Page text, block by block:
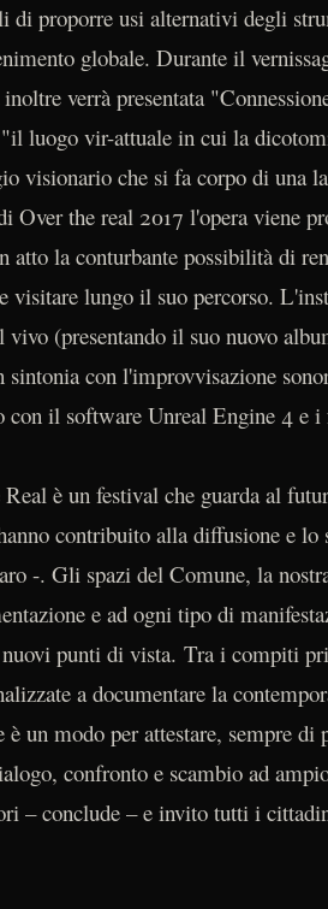
di proporre usi alternativi degli
globale. Durante il
verrà presentata
luogo vir-attuale in cui la
visionario che si fa corpo di
Over the real 2017 l'opera viene
atto la conturbante possibilità di
visitare lungo il suo percorso.
vivo (presentando il suo nuovo
con l'improvvisazione
con il software Unreal Engine 4 e
è un festival che guarda al
contribuito alla diffusione e
-. Gli spazi del Comune, la
e ad ogni tipo di
punti di vista. Tra i compiti
a documentare la
un modo per attestare, sempre
confronto e scambio ad
– conclude – e invito tutti i